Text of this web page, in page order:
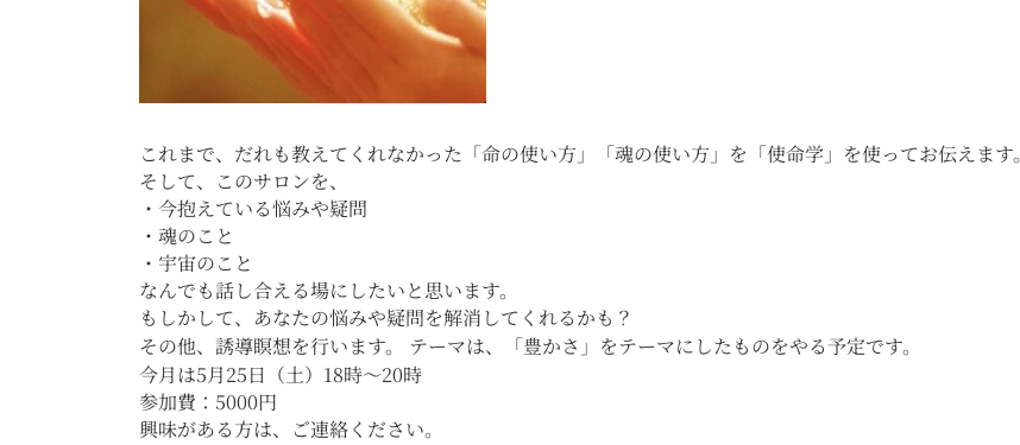
これまで、だれも教えてくれなかった「命の使い方」「魂の使い方」を「使命学」を使ってお伝えます。
そして、このサロンを、
・今抱えている悩みや疑問
・魂のこと
・宇宙のこと
なんでも話し合える場にしたいと思います。
もしかして、あなたの悩みや疑問を解消してくれるかも？ ㅤ
その他、誘導瞑想を行います。 テーマは、「豊かさ」をテーマにしたものをやる予定です。 ㅤ
今月は5月25日（土）18時～20時
参加費：5000円
興味がある方は、ご連絡ください。